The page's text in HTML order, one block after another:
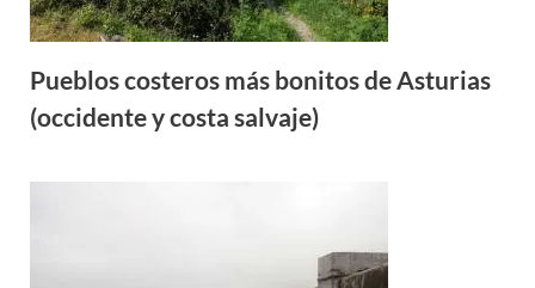
Pueblos costeros más bonitos de Asturias
(occidente y costa salvaje)